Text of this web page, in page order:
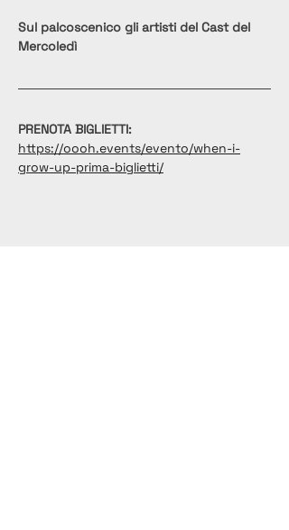
Sul palcoscenico gli artisti del Cast del
Mercoledì
PRENOTA BIGLIETTI:
https://oooh.events/evento/when-i-
grow-up-prima-biglietti/